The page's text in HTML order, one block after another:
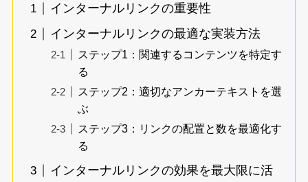
インターナルリンクの重要性
インターナルリンクの最適な実装方法
ステップ1：関連するコンテンツを特定す
る
ステップ2：適切なアンカーテキストを選
ぶ
ステップ3：リンクの配置と数を最適化す
る
インターナルリンクの効果を最大限に活